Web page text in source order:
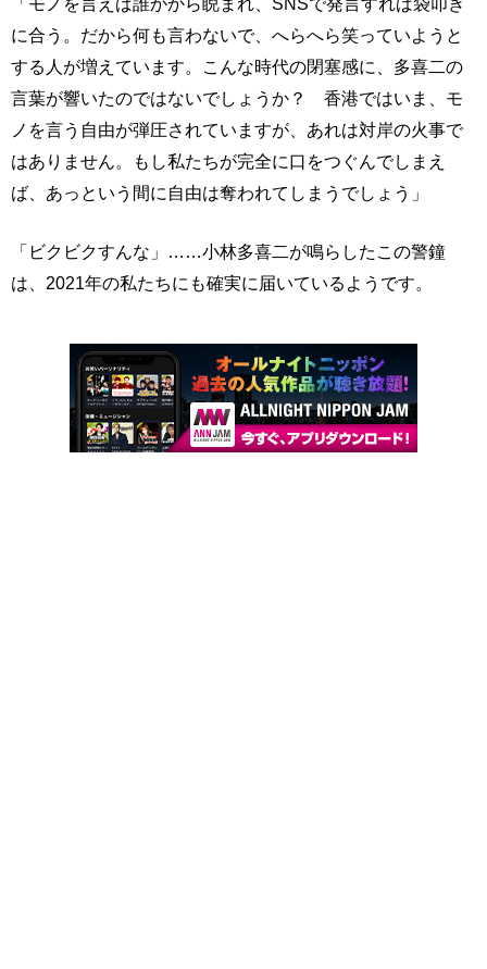
に合う。だから何も言わないで、へらへら笑っていようと
する人が増えています。こんな時代の閉塞感に、多喜二の
言葉が響いたのではないでしょうか？ 香港ではいま、モ
ノを言う自由が弾圧されていますが、あれは対岸の火事で
はありません。もし私たちが完全に口をつぐんでしまえ
ば、あっという間に自由は奪われてしまうでしょう」
「ビクビクすんな」……小林多喜二が鳴らしたこの警鐘
は、2021年の私たちにも確実に届いているようです。